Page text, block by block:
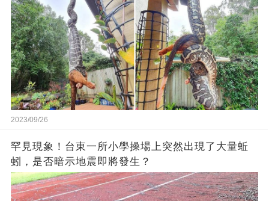
2023/09/26
罕見現象！台東一所小學操場上突然出現了大量蚯
蚓，是否暗示地震即將發生？